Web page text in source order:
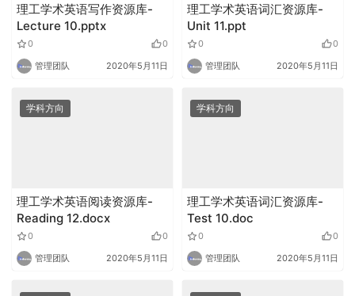
理工学术英语写作资源库-
Lecture 10.pptx
0 0
管理团队 2020年5月11日
理工学术英语词汇资源库-
Unit 11.ppt
0 0
管理团队 2020年5月11日
学科方向
理工学术英语阅读资源库-
Reading 12.docx
0 0
管理团队 2020年5月11日
学科方向
理工学术英语词汇资源库-
Test 10.doc
0 0
管理团队 2020年5月11日